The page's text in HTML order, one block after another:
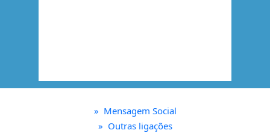
» Mensagem Social
» Outras ligações